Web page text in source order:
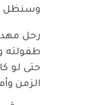
وسنظل
رحل
طفولته
حتى لو
الزمن